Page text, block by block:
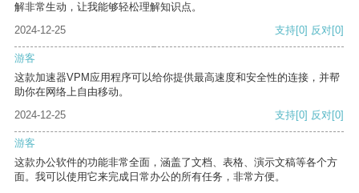
解非常生动，让我能够轻松理解知识点。
2024-12-25
支持[0] 反对[0]
游客
这款加速器VPM应用程序可以给你提供最高速度和安全性的连接，并帮
助你在网络上自由移动。
2024-12-25
支持[0] 反对[0]
游客
这款办公软件的功能非常全面，涵盖了文档、表格、演示文稿等各个方
面。我可以使用它来完成日常办公的所有任务，非常方便。